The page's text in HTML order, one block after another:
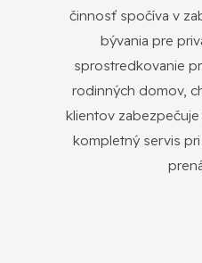
činnosť spočíva v
bývania pre
sprostredkovanie
rodinných domov,
klientov
kompletný servis